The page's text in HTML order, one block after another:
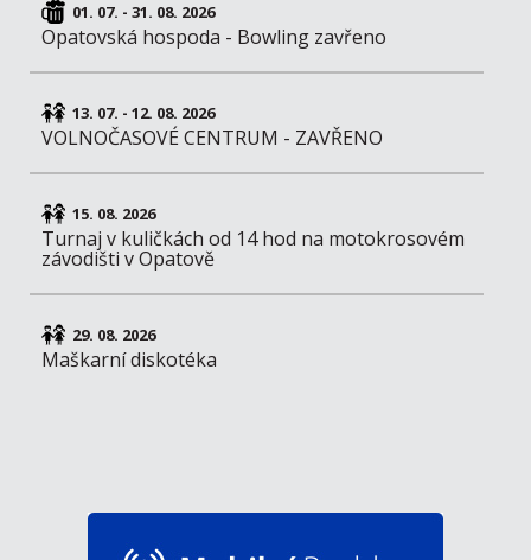
01. 07. - 31. 08. 2026
Opatovská hospoda - Bowling zavřeno
13. 07. - 12. 08. 2026
VOLNOČASOVÉ CENTRUM - ZAVŘENO
15. 08. 2026
Turnaj v kuličkách od 14 hod na motokrosovém
závodišti v Opatově
29. 08. 2026
Maškarní diskotéka